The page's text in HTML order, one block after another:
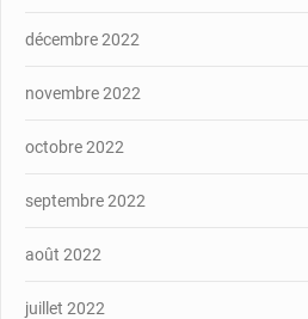
décembre 2022
novembre 2022
octobre 2022
septembre 2022
août 2022
juillet 2022